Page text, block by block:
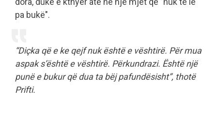
pa bukë".
“Diçka që e ke qejf nuk është e vështirë. Për mua
aspak s’është e vështirë. Përkundrazi. Është një
punë e bukur që dua ta bëj pafundësisht”, thotë
Prifti.